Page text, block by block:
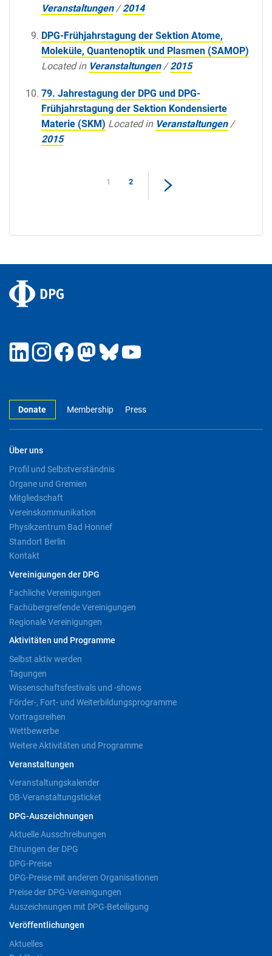
Veranstaltungen /2014
DPG-Frühjahrstagung der Sektion Atome,
Moleküle, Quantenoptik und Plasmen (SAMOP)
Located in Veranstaltungen /2015
79. Jahrestagung der DPG und DPG-
Frühjahrstagung der Sektion Kondensierte
Materie (SKM) Located in Veranstaltungen /
2015
1 2
Donate Membership Press
Über uns
Profil und Selbstverständnis
Organe und Gremien
Mitgliedschaft
Vereinskommunikation
Physikzentrum Bad Honnef
Standort Berlin
Kontakt
Vereinigungen der DPG
Fachliche Vereinigungen
Fachübergreifende Vereinigungen
Regionale Vereinigungen
Aktivitäten und Programme
Selbst aktiv werden
Tagungen
Wissenschaftsfestivals und -shows
Förder-, Fort- und Weiterbildungsprogramme
Vortragsreihen
Wettbewerbe
Weitere Aktivitäten und Programme
Veranstaltungen
Veranstaltungskalender
DB-Veranstaltungsticket
DPG-Auszeichnungen
Aktuelle Ausschreibungen
Ehrungen der DPG
DPG-Preise
DPG-Preise mit anderen Organisationen
Preise der DPG-Vereinigungen
Auszeichnungen mit DPG-Beteiligung
Veröffentlichungen
Aktuelles